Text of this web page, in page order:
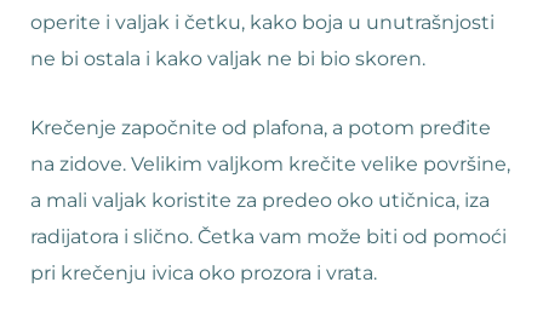
operite i valjak i četku, kako boja u unutrašnjosti
ne bi ostala i kako valjak ne bi bio skoren.
Krečenje započnite od plafona, a potom pređite
na zidove. Velikim valjkom krečite velike površine,
a mali valjak koristite za predeo oko utičnica, iza
radijatora i slično. Četka vam može biti od pomoći
pri krečenju ivica oko prozora i vrata.